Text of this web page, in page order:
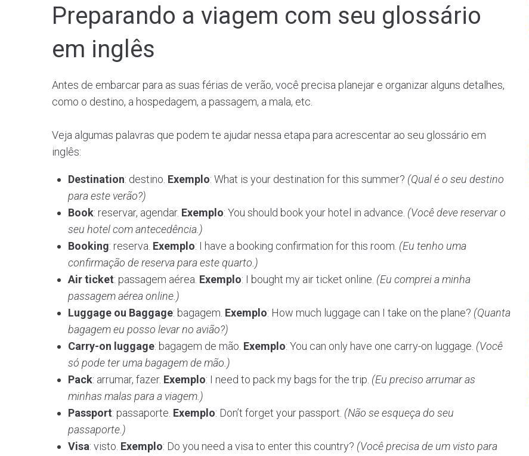
Preparando a viagem com seu glossário
em inglês
Antes de embarcar para as suas férias de verão, você precisa planejar e organizar alguns detalhes,
como o destino, a hospedagem, a passagem, a mala, etc.
Veja algumas palavras que podem te ajudar nessa etapa para acrescentar ao seu glossário em
inglês:
Destination: destino. Exemplo: What is your destination for this summer? (Qual é o seu destino
para este verão?)
Book: reservar, agendar. Exemplo: You should book your hotel in advance. (Você deve reservar o
seu hotel com antecedência.)
Booking: reserva. Exemplo: I have a booking confirmation for this room. (Eu tenho uma
confirmação de reserva para este quarto.)
Air ticket: passagem aérea. Exemplo: I bought my air ticket online. (Eu comprei a minha
passagem aérea online.)
Luggage ou Baggage: bagagem. Exemplo: How much luggage can I take on the plane? (Quanta
bagagem eu posso levar no avião?)
Carry-on luggage: bagagem de mão. Exemplo: You can only have one carry-on luggage. (Você
só pode ter uma bagagem de mão.)
Pack: arrumar, fazer. Exemplo: I need to pack my bags for the trip. (Eu preciso arrumar as
minhas malas para a viagem.)
Passport: passaporte. Exemplo: Don’t forget your passport. (Não se esqueça do seu
passaporte.)
Visa: visto. Exemplo: Do you need a visa to enter this country? (Você precisa de um visto para